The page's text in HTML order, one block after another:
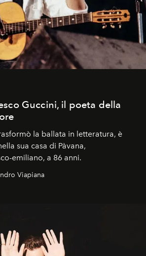
Guccini, il poeta della
la ballata in letteratura, è
sua casa di Pàvana,
emiliano, a 86 anni.
Viapiana